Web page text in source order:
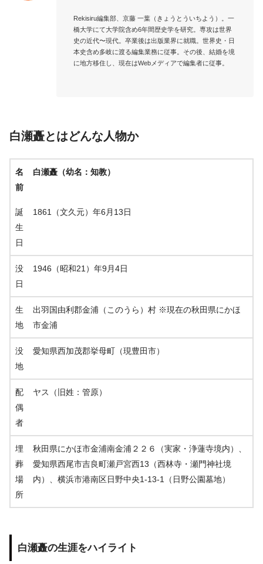
Rekisiru編集部、京藤 一葉（きょうとういちよう）。一
橋大学にて大学院含め6年間歴史学を研究。専攻は世界
史の近代〜現代。卒業後は出版業界に就職。世界史・日
本史含め多岐に渡る編集業務に従事。その後、結婚を境
に地方移住し、現在はWebメディアで編集者に従事。
白瀬矗とはどんな人物か
名
前
白瀬矗（幼名：知教）
誕
生
日
1861（文久元）年6月13日
没
日
1946（昭和21）年9月4日
生
地
出羽国由利郡金浦（このうら）村 ※現在の秋田県にかほ
市金浦
没
地
愛知県西加茂郡挙母町（現豊田市）
配
偶
者
ヤス（旧姓：管原）
埋
葬
場
所
秋田県にかほ市金浦南金浦２２６（実家・浄蓮寺境内）、
愛知県西尾市吉良町瀬戸宮西13（西林寺・瀬門神社境
内）、横浜市港南区日野中央1-13-1（日野公園墓地）
白瀬矗の生涯をハイライト